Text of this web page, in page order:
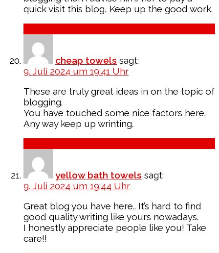
quick visit this blog, Keep up the good work.
cheap towels sagt:
9. Juli 2024 um 19:41 Uhr
These are truly great ideas in on the topic of
blogging.
You have touched some nice factors here.
Any way keep up wrinting.
yellow bath towels sagt:
9. Juli 2024 um 19:44 Uhr
Great blog you have here.. It’s hard to find
good quality writing like yours nowadays.
I honestly appreciate people like you! Take
care!!